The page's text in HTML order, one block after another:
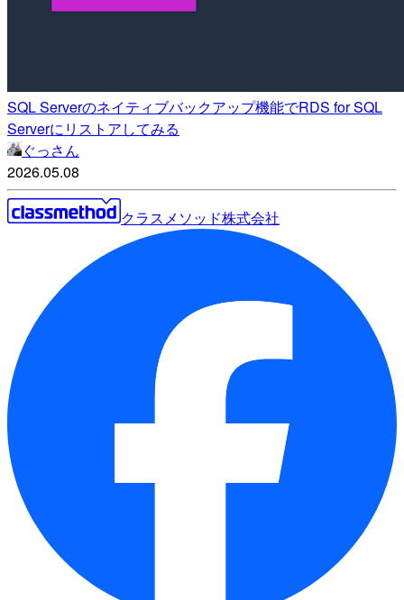
SQL Serverのネイティブバックアップ機能でRDS for SQL
Serverにリストアしてみる
ぐっさん
2026.05.08
クラスメソッド株式会社